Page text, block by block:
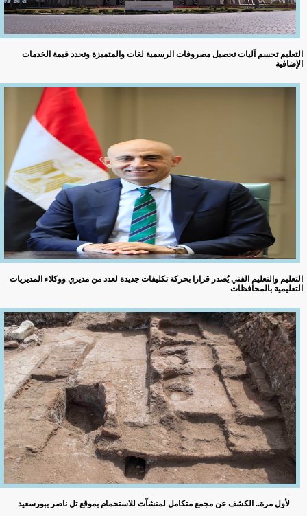
التعليم تحسم آليات تحصيل مصروفات الرسمية لغات والمتميزة وتحدد قيمة الخدمات
الإضافية
التعليم والتعليم الفني يُصدر قرارا بحركة تكليفات جديدة لعدد من مديري ووكلاء المديريات
التعليمية بالمحافظات
لأول مرة.. الكشف عن مجمع متكامل لمنشآت للاستحمام بموقع تل ناصر ببورسعيد